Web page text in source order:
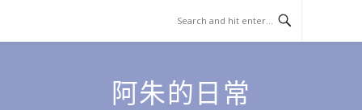
content
阿朱的日常